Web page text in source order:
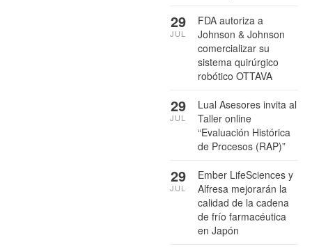
FDA autoriza a
Johnson & Johnson
comercializar su
sistema quirúrgico
robótico OTTAVA
29
JUL
Lual Asesores invita al
Taller online
“Evaluación Histórica
de Procesos (RAP)”
29
JUL
Ember LifeSciences y
Alfresa mejorarán la
calidad de la cadena
de frío farmacéutica
en Japón
29
JUL